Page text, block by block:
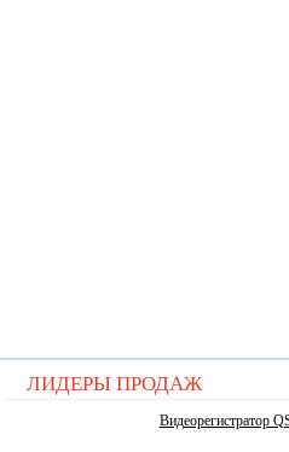
ЛИДЕРЫ ПРОДАЖ
Видеорегистратор